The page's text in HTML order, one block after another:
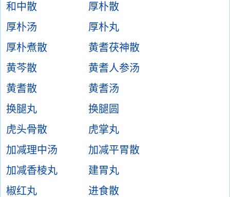
和中散
厚朴散
厚朴汤
厚朴丸
厚朴煮散
黄耆茯神散
黄芩散
黄耆人参汤
黄耆散
黄耆汤
换腿丸
换腿圆
虎头骨散
虎掌丸
加减理中汤
加减平胃散
加减香棱丸
建胃丸
椒红丸
进食散